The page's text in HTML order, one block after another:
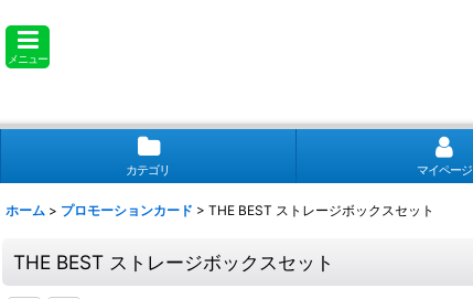
メニュー
カテゴリ マイページ
ホーム > プロモーションカード > THE BEST ストレージボックスセット
THE BEST ストレージボックスセット